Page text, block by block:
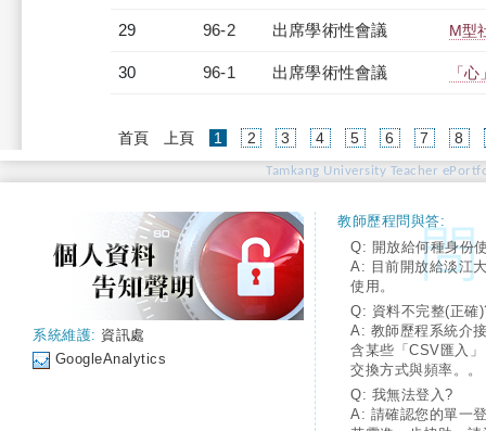
29 96-2 出席學術性會議 M型
30 96-1 出席學術性會議 「
首頁 上頁 1 (current)
2 3 4 5 6 7 8
Tamkang University Teacher
系統維護: 資訊處
GoogleAnalytics
教師歷程問與答:
Q: 開放給何種身份
A: 目前開放給淡江
使用。
Q: 資料不完整(正確
A: 教師歷程系統介
含某些「CSV匯入
交換方式與頻率。。
Q: 我無法登入?
A: 請確認您的單一